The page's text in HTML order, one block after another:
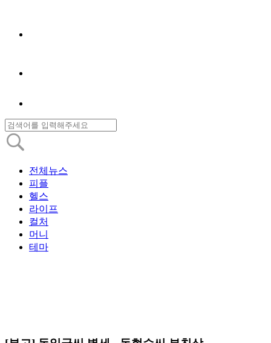
전체뉴스
피플
헬스
라이프
컬처
머니
테마